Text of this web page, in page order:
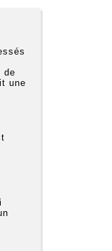
de
une